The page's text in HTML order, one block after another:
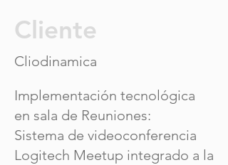
Cliente
Cliodinamica
Implementación tecnológica
en sala de Reuniones:
Sistema de videoconferencia
Logitech Meetup integrado a la